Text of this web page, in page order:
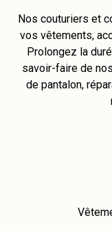
Nos couturiers et
vos vêtements,
Prolongez la
savoir-faire de
de pantalon,